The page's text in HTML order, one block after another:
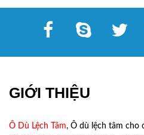
GIỚI THIỆU
Ô Dù Lệch Tâm, Ô dù lệch tâm cho